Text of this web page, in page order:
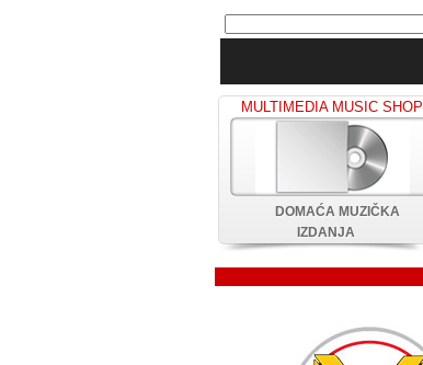
MULTIMEDIA MUSIC SHOP
DOMAĆA MUZIČKA
IZDANJA